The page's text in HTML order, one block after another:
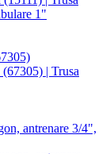
antrenare 3/4",